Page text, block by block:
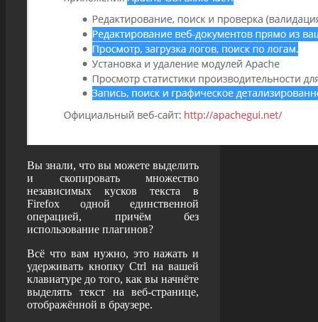
Вы знали, что вы можете выделить
и скопировать множество
независимых кусков текста в
Firefox одной единственной
операцией, причём без
использование плагинов?
Всё что вам нужно, это нажать и
удерживать кнопку Ctrl на вашей
клавиатуре до того, как вы начнёте
выделять текст на веб-странице,
отображённой в браузере.